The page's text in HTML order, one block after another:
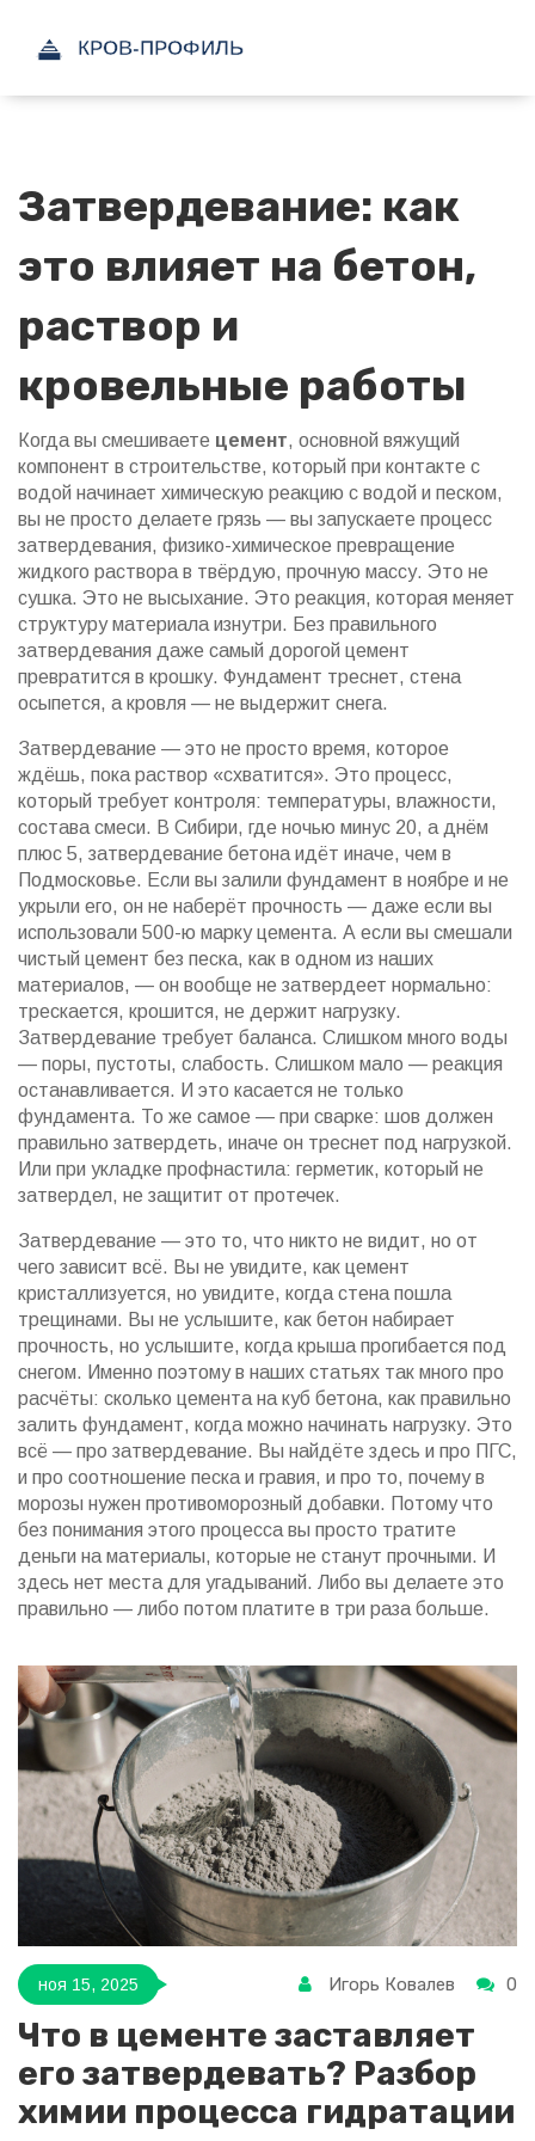
Затвердевание: как
это влияет на бетон,
раствор и
кровельные работы
Когда вы смешиваете цемент, основной вяжущий
компонент в строительстве, который при контакте с
водой начинает химическую реакцию с водой и песком,
вы не просто делаете грязь — вы запускаете процесс
затвердевания, физико-химическое превращение
жидкого раствора в твёрдую, прочную массу. Это не
сушка. Это не высыхание. Это реакция, которая меняет
структуру материала изнутри. Без правильного
затвердевания даже самый дорогой цемент
превратится в крошку. Фундамент треснет, стена
осыпется, а кровля — не выдержит снега.
Затвердевание — это не просто время, которое
ждёшь, пока раствор «схватится». Это процесс,
который требует контроля: температуры, влажности,
состава смеси. В Сибири, где ночью минус 20, а днём
плюс 5, затвердевание бетона идёт иначе, чем в
Подмосковье. Если вы залили фундамент в ноябре и не
укрыли его, он не наберёт прочность — даже если вы
использовали 500-ю марку цемента. А если вы смешали
чистый цемент без песка, как в одном из наших
материалов, — он вообще не затвердеет нормально:
трескается, крошится, не держит нагрузку.
Затвердевание требует баланса. Слишком много воды
— поры, пустоты, слабость. Слишком мало — реакция
останавливается. И это касается не только
фундамента. То же самое — при сварке: шов должен
правильно затвердеть, иначе он треснет под нагрузкой.
Или при укладке профнастила: герметик, который не
затвердел, не защитит от протечек.
Затвердевание — это то, что никто не видит, но от
чего зависит всё. Вы не увидите, как цемент
кристаллизуется, но увидите, когда стена пошла
трещинами. Вы не услышите, как бетон набирает
прочность, но услышите, когда крыша прогибается под
снегом. Именно поэтому в наших статьях так много про
расчёты: сколько цемента на куб бетона, как правильно
залить фундамент, когда можно начинать нагрузку. Это
всё — про затвердевание. Вы найдёте здесь и про ПГС,
и про соотношение песка и гравия, и про то, почему в
морозы нужен противоморозный добавки. Потому что
без понимания этого процесса вы просто тратите
деньги на материалы, которые не станут прочными. И
здесь нет места для угадываний. Либо вы делаете это
правильно — либо потом платите в три раза больше.
ноя 15, 2025 Игорь Ковалев 0
Что в цементе заставляет
его затвердевать? Разбор
химии процесса гидратации